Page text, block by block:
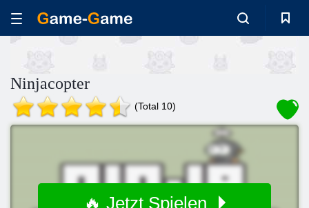
Ninjacopter
(Total 10)
🔥 Jetzt Spielen